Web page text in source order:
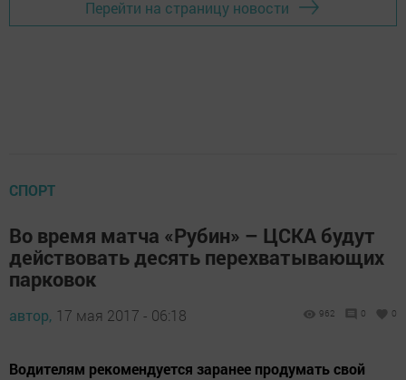
Перейти на страницу новости
СПОРТ
Во время матча «Рубин» – ЦСКА будут
действовать десять перехватывающих
парковок
автор, 17 мая 2017 - 06:18 962 0 0
Водителям рекомендуется заранее продумать свой